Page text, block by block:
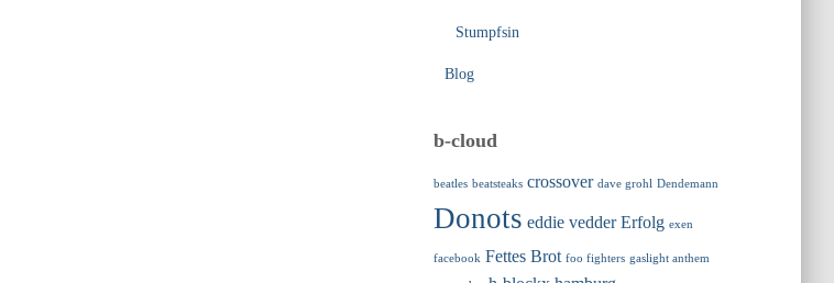
Stumpfsin
Blog
b-cloud
beatles beatsteaks crossover dave grohl Dendemann
Donots eddie vedder Erfolg exen
facebook Fettes Brot foo fighters gaslight anthem